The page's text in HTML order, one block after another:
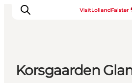
Korsgaarden